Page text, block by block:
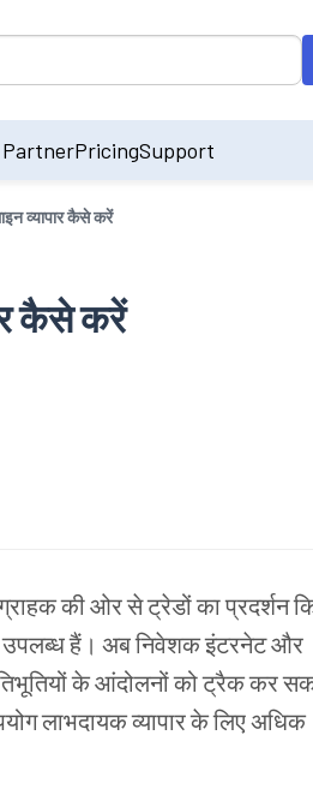
accessing the input field. On
PartnerPricingSupport
व्यापार कैसे करें
कैसे करें
कीओरसेट्रेडोंकाप्रदर्शन
उपलब्धहैं। अब निवेशकइंटरनेटऔर
केआंदोलनोंकोट्रैककर
लाभदायकव्यापारकेलिएअधिक